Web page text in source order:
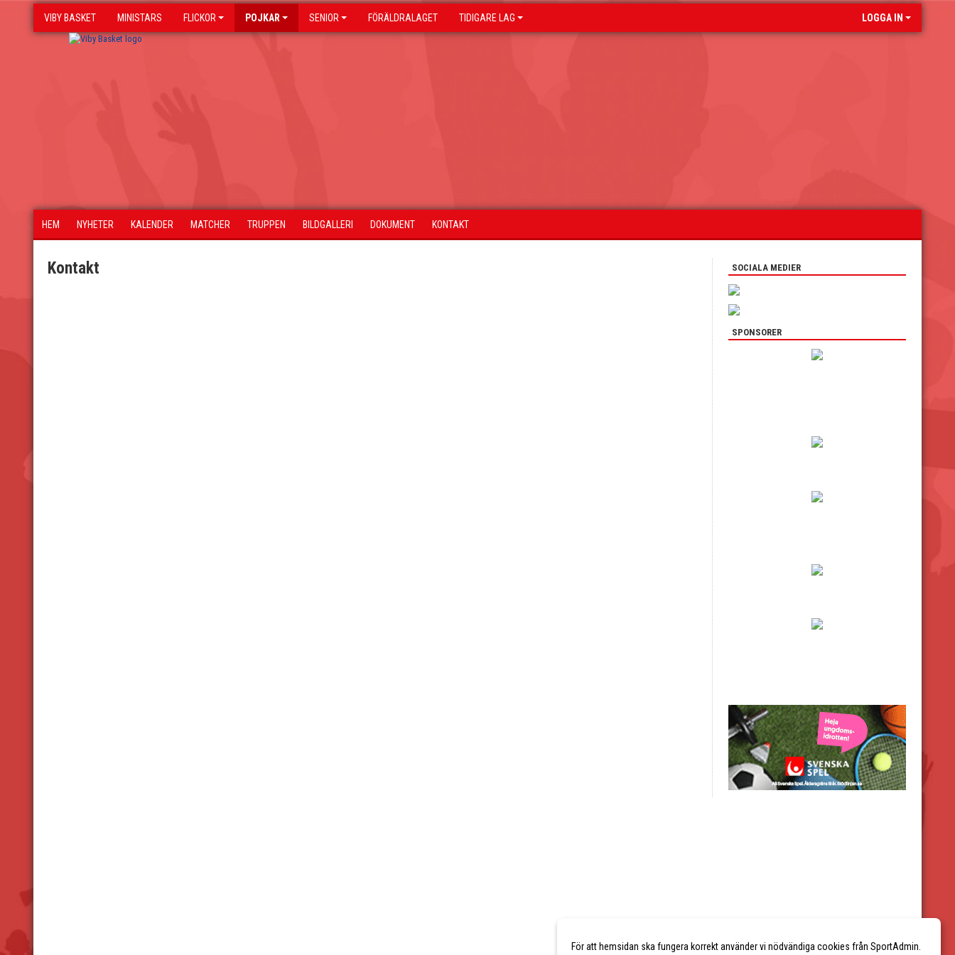
VIBY BASKET MINISTARS FLICKOR POJKAR SENIOR FÖRÄLDRALAGET TIDIGARE LAG LOGGA IN
HEM NYHETER KALENDER MATCHER TRUPPEN BILDGALLERI DOKUMENT KONTAKT
Kontakt SOCIALA MEDIER
SPONSORER
För att hemsidan ska fungera korrekt använder vi nödvändiga cookies från SportAdmin.